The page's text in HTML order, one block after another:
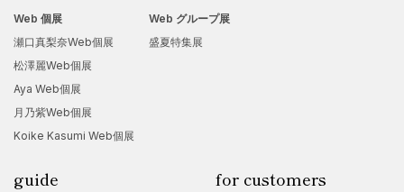
Web 個展
瀬口真梨奈Web個展
松澤麗Web個展
Aya Web個展
月乃紫Web個展
Koike Kasumi Web個展
Web グループ展
盛夏特集展
guide for customers